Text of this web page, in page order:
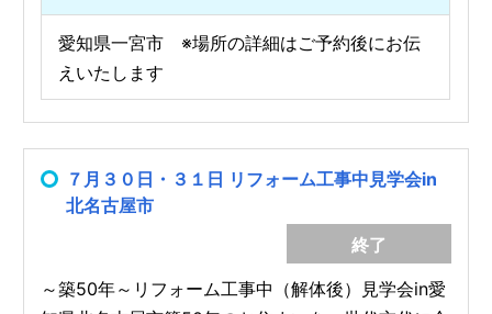
愛知県一宮市 ※場所の詳細はご予約後にお伝
えいたします
７月３０日・３１日 リフォーム工事中見学会in
北名古屋市
終了
～築50年～リフォーム工事中（解体後）見学会in愛